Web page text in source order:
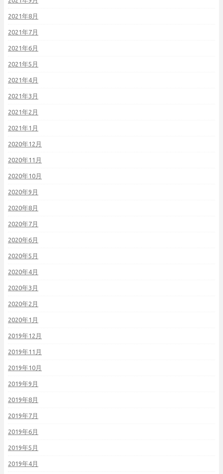
2021年8月
2021年7月
2021年6月
2021年5月
2021年4月
2021年3月
2021年2月
2021年1月
2020年12月
2020年11月
2020年10月
2020年9月
2020年8月
2020年7月
2020年6月
2020年5月
2020年4月
2020年3月
2020年2月
2020年1月
2019年12月
2019年11月
2019年10月
2019年9月
2019年8月
2019年7月
2019年6月
2019年5月
2019年4月